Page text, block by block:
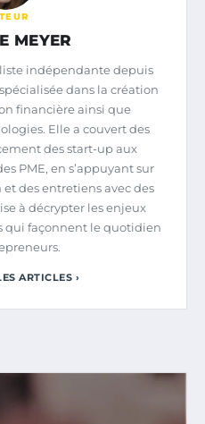
MEYER
indépendante depuis
dans la création
financière ainsi que
Elle a couvert des
des start-up aux
PME, en s’appuyant sur
des entretiens avec des
à décrypter les enjeux
qui façonnent le quotidien
ARTICLES ›